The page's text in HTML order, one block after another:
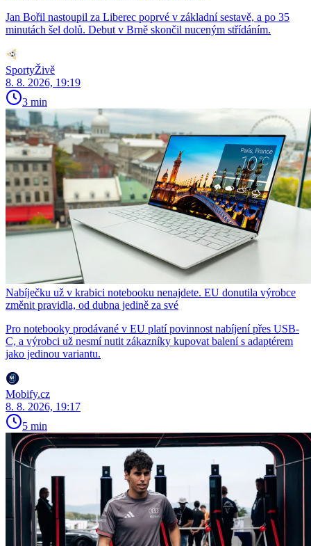
Jan Bořil nastoupil za Liberec poprvé v základní sestavě, a po 35
minutách šel dolů. Debut v Brně skončil nuceným střídáním.
SportyŽivě
8. 8. 2026, 19:19
3 min
Nabíječku už v krabici notebooku nenajdete. EU donutila výrobce
změnit pravidla, od dubna jedině za své
Pro notebooky prodávané v EU platí povinnost nabíjení přes USB-
C, a výrobci už nesmí nutit zákazníky kupovat balení s adaptérem
jako jedinou variantu.
Mobify.cz
8. 8. 2026, 19:17
5 min